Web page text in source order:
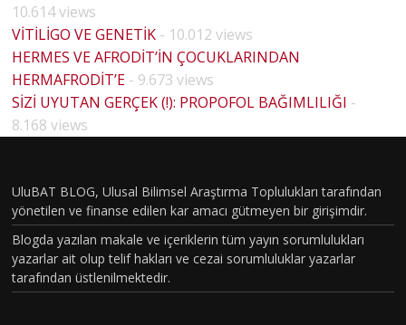
10.614 views
VİTİLİGO VE GENETİK - 10.012 views
HERMES VE AFRODİT’İN ÇOCUKLARINDAN
HERMAFRODİT’E - 9.673 views
SİZİ UYUTAN GERÇEK (!): PROPOFOL BAĞIMLILIĞI -
8.168 views
UluBAT BLOG, Ulusal Bilimsel Araştırma Toplulukları tarafından
yönetilen ve finanse edilen kar amacı gütmeyen bir girişimdir.
Blogda yazılan makale ve içeriklerin tüm yayın sorumlulukları
yazarlar ait olup telif hakları ve cezai sorumluluklar yazarlar
tarafından üstlenilmektedir.